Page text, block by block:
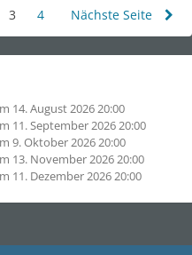
Seite
3 Seite
4 Nächste Seite
14. August 2026 20:00
11. September 2026 20:00
9. Oktober 2026 20:00
13. November 2026 20:00
11. Dezember 2026 20:00